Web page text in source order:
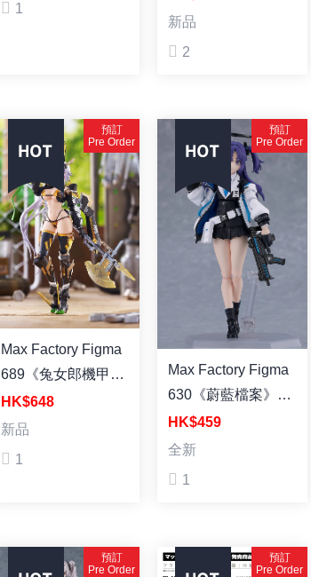
1
新品
2
預訂
Pre Order
Max Factory Figma
689《兔女郎機甲計
劃》 Silva
Barrelline 塗裝成品
HK$648
新品
1
預訂
Pre Order
Max Factory Figma
630《蔚藍檔案》早
瀨優香 (再販) 塗裝
成品
HK$459
全新
1
預訂
Pre Order
預訂
Pre Order